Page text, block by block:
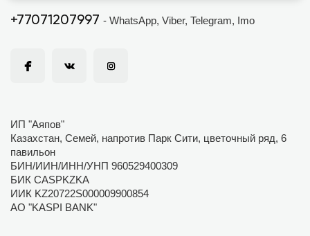
+77071207997 - WhatsApp, Viber, Telegram, Imo
ИП "Аяпов"
Казахстан, Семей, напротив Парк Сити, цветочный ряд, 6
павильон
БИН/ИИН/ИНН/УНП 960529400309
БИК CASPKZKA
ИИК KZ20722S000009900854
АО "KASPI BANK"